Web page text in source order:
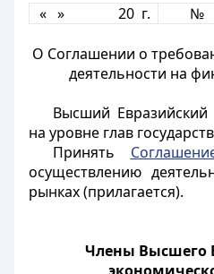
« » 20 г. №
О Соглашении о
деятельности на
Высший Евразийский
на уровне глав государств
Принять
осуществлению
рынках (прилагается).
Члены Высшего